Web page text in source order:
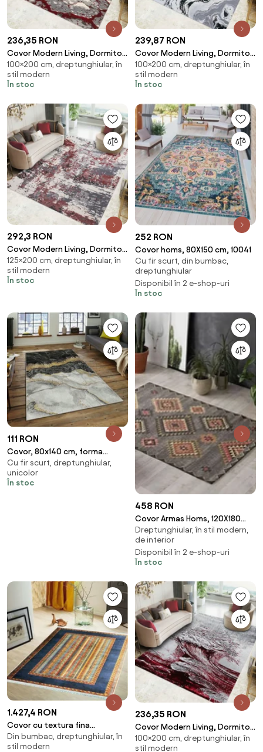
236,35 RON
Covor Modern Living, Dormitor
Dreptunghiular Milano 0595B
Rosu (Alege dimensiunea: 100 x
200)
100×200 cm, dreptunghiular, în
stil modern
În stoc
239,87 RON
Covor Modern Living, Dormitor
Dreptunghiular Royal River
7367A Verde Smarald (Alege
dimensiunea: 100 x 200)
100×200 cm, dreptunghiular, în
stil modern
În stoc
292,3 RON
Covor Modern Living, Dormitor
Dreptunghiular Milano 0566B
Roz (Alege dimensiunea: 125 x
200)
125×200 cm, dreptunghiular, în
stil modern
În stoc
252 RON
Covor homs, 80X150 cm, 10041
Cu fir scurt, din bumbac,
dreptunghiular
Disponibil în 2 e-shop-uri
În stoc
111 RON
Covor, 80x140 cm, forma
dreptunghiulara, poliester,
efect de marmura,
Cu fir scurt, dreptunghiular,
unicolor
În stoc
458 RON
Covor Armas Homs, 120X180
cm, 10113
Dreptunghiular, în stil modern,
de interior
Disponibil în 2 e-shop-uri
În stoc
1.427,4 RON
Covor cu textura fina
catifelata Berghen Homs,
175X280 cm, 10005-3
Din bumbac, dreptunghiular, în
stil modern
236,35 RON
Covor Modern Living, Dormitor
Dreptunghiular Cameleon
100×200 cm, dreptunghiular, în
stil modern